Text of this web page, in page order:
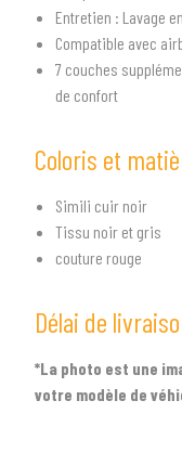
2SÉLECTIONNEZ LA
Toutes les marques
Tous les modèles
Entretien : Lavage
Compatible avec
7 couches
de confort
Coloris et
Simili cuir noir
Tissu noir et gris
couture rouge
Délai de
*La photo est une
votre modèle de